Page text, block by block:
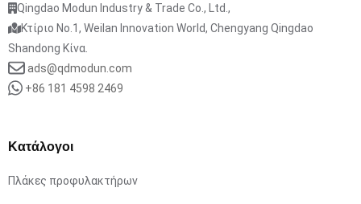
Qingdao Modun Industry & Trade Co., Ltd.,
Κτίριο No.1, Weilan Innovation World, Chengyang Qingdao
Shandong Κίνα.
ads@qdmodun.com
+86 181 4598 2469
Κατάλογοι
Πλάκες προφυλακτήρων